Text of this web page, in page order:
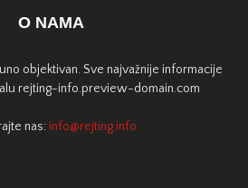
O NAMA
objektivan. Sve najvažnije informacije
rejting-info.preview-domain.com
nas: info@rejting.info